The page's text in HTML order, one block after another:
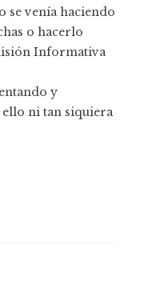
se venía haciendo
o hacerlo
Informativa
y
ello ni tan siquiera